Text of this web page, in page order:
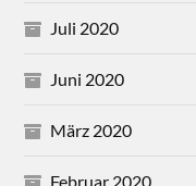
Juli 2020
Juni 2020
März 2020
Februar 2020